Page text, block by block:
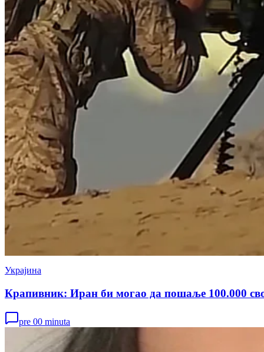
Украјина
Крапивник: Иран би могао да пошаље 100.000
pre 00 minuta